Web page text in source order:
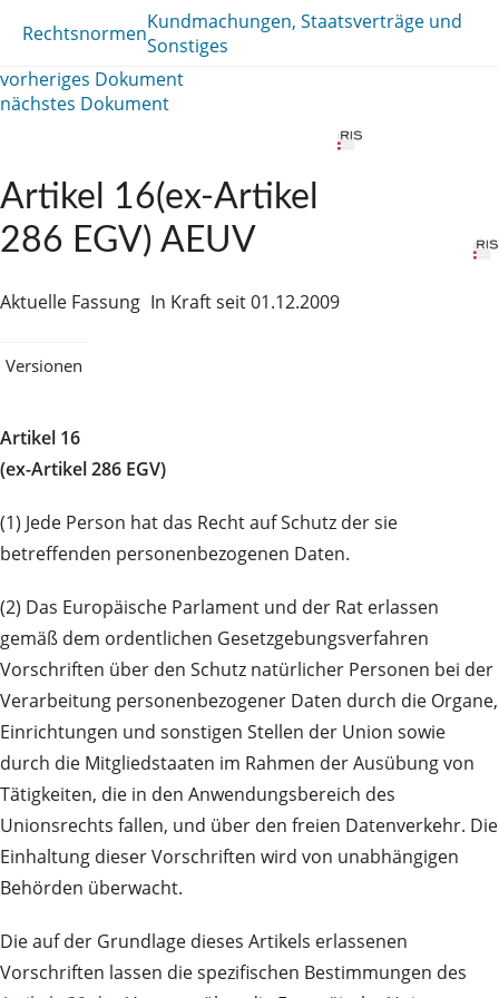
RechtsnormenKundmachungen, Staatsverträge und
Sonstiges
vorheriges Dokument
nächstes Dokument
Artikel 16(ex-Artikel
286 EGV) AEUV
Aktuelle Fassung In Kraft seit 01.12.2009
Versionen
Artikel 16
(ex-Artikel 286 EGV)
(1) Jede Person hat das Recht auf Schutz der sie
betreffenden personenbezogenen Daten.
(2) Das Europäische Parlament und der Rat erlassen
gemäß dem ordentlichen Gesetzgebungsverfahren
Vorschriften über den Schutz natürlicher Personen bei der
Verarbeitung personenbezogener Daten durch die Organe,
Einrichtungen und sonstigen Stellen der Union sowie
durch die Mitgliedstaaten im Rahmen der Ausübung von
Tätigkeiten, die in den Anwendungsbereich des
Unionsrechts fallen, und über den freien Datenverkehr. Die
Einhaltung dieser Vorschriften wird von unabhängigen
Behörden überwacht.
Die auf der Grundlage dieses Artikels erlassenen
Vorschriften lassen die spezifischen Bestimmungen des